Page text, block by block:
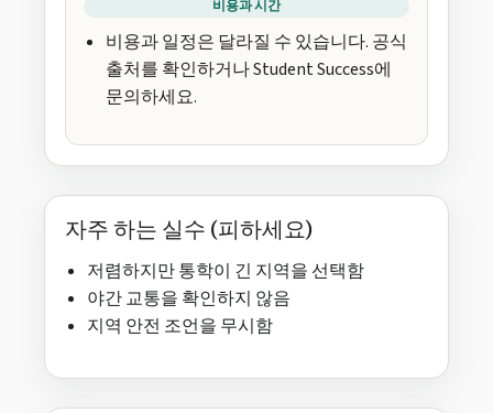
비용과 시간
비용과 일정은 달라질 수 있습니다. 공식
출처를 확인하거나 Student Success에
문의하세요.
자주 하는 실수 (피하세요)
저렴하지만 통학이 긴 지역을 선택함
야간 교통을 확인하지 않음
지역 안전 조언을 무시함